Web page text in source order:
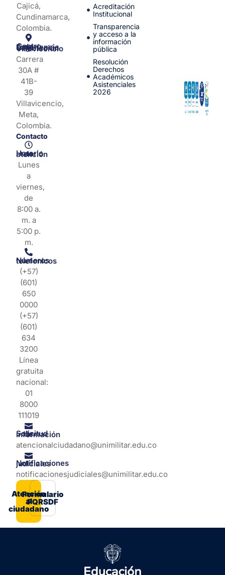
Cajicá,
Cundinamarca,
Colombia.
Centro de Experiencia y Orientación Villavicencio
Carrera
30A #
41B-
39
Villavicencio,
Meta,
Colombia.
Contacto
Horario de atención
Lunes
a
viernes,
de
8:00 a.
m. a
5:00 p.
m.
Números telefonicos
(+57)
(601)
650
0000
(+57)
(601)
634
3200
Línea
gratuita
nacional:
01
8000
111019
Solicitud de información
atencionalciudadano@unimilitar.edu.co
Notificaciones judiciales
notificacionesjudiciales@unimilitar.edu.co
Atención
al
ciudadano
Formulario
PQRSDF
Acreditación
Institucional
Transparencia
y acceso a la
información
pública
Resolución
Derechos
Académicos
Asistenciales
2026